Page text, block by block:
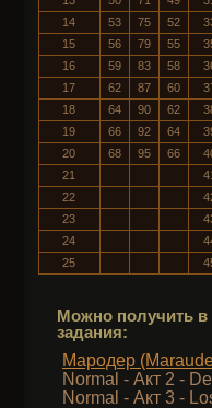
14
53 75 52
15
56 79 55
16
59 83 58
17
62 87 60
18
64 90 62
19
66 92 64
20
68 95 66
21
22
23
24
25
Можно получить в
задания:
Мародер
Normal - Акт 2 -
Normal - Акт 3 -